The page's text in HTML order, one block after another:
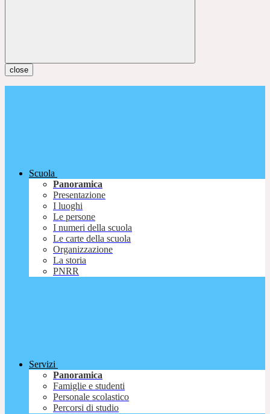
close
Scuola
Panoramica
Presentazione
I luoghi
Le persone
I numeri della scuola
Le carte della scuola
Organizzazione
La storia
PNRR
Servizi
Panoramica
Famiglie e studenti
Personale scolastico
Percorsi di studio